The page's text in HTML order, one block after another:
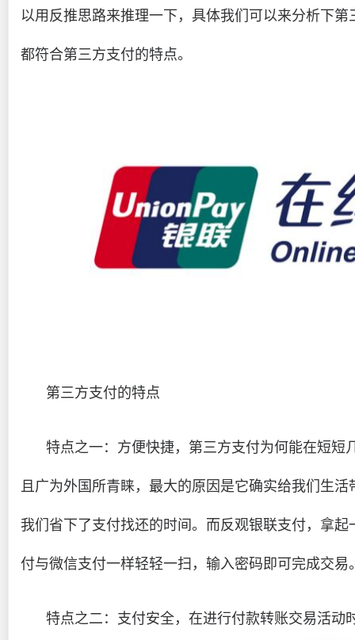
以用反推思路来推理一下，具体我们可以来分析下
都符合第三方支付的特点。
第三方支付的特点
特点之一：方便快捷，第三方支付为何能在短短
且广为外国所青睐，最大的原因是它确实给我们生
我们省下了支付找还的时间。而反观银联支付，拿
付与微信支付一样轻轻一扫，输入密码即可完成交
特点之二：支付安全，在进行付款转账交易活动